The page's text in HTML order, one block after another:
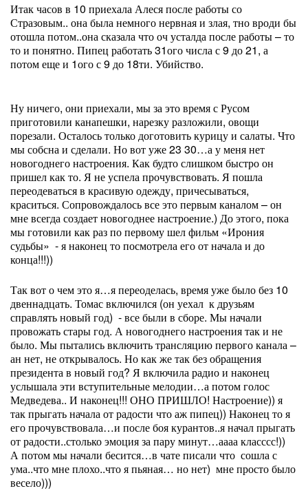
Итак часов в 10 приехала Алеся после работы со
Стразовым.. она была немного нервная и злая, тно вроди бы
отошла потом..она сказала что оч усталда после работы – то
то и понятно. Пипец работать 31ого числа с 9 до 21, а
потом еще и 1ого с 9 до 18ти. Убийство.
Ну ничего, они приехали, мы за это время с Русом
приготовили канапешки, нарезку разложили, овощи
порезали. Осталось только доготовить курицу и салаты. Что
мы собсна и сделали. Но вот уже 23 30…а у меня нет
новогоднего настроения. Как будто слишком быстро он
пришел как то. Я не успела прочувствовать. Я пошла
переодеваться в красивую одежду, причесываться,
краситься. Сопровождалось все это первым каналом – он
мне всегда создает новогоднее настроение.) До этого, пока
мы готовили как раз по первому шел фильм «Ирония
судьбы» - я наконец то посмотрела его от начала и до
конца!!!))
Так вот о чем это я…я переоделась, время уже было без 10
двеннадцать. Томас включился (он уехал к друзьям
справлять новый год) - все были в сборе. Мы начали
провожать стары год. А новогоднего настроения так и не
было. Мы пытались включить трансляцию первого канала –
ан нет, не открывалось. Но как же так без обращения
президента в новый год? Я включила радио и наконец
услышала эти вступительные мелодии…а потом голос
Медведева.. И наконец!!! ОНО ПРИШЛО! Настроение)) я
так прыгать начала от радости что аж пипец)) Наконец то я
его прочувствовала…и после боя курантов..я начал прыгать
от радости..столько эмоция за пару минут…аааа класссс!))
А потом мы начали бесится…в чате писали что сошла с
ума..что мне плохо..что я пьяная… но нет) мне просто было
весело)))